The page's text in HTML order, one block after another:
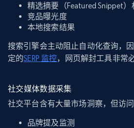
精选摘要（Featured Snippet）
竞品曝光度
本地搜索结果
搜索引擎会主动阻止自动化查询，
定的SERP 监控，网页解封工具非常必
社交媒体数据采集
社交平台含有大量市场洞察，但访问
品牌提及监测